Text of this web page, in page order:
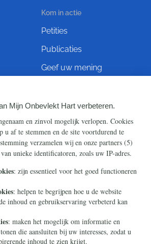
Kom in actie
Petities
Publicaties
Geef uw mening
Info
Contact
Ontvang onze Telegram-
berichten